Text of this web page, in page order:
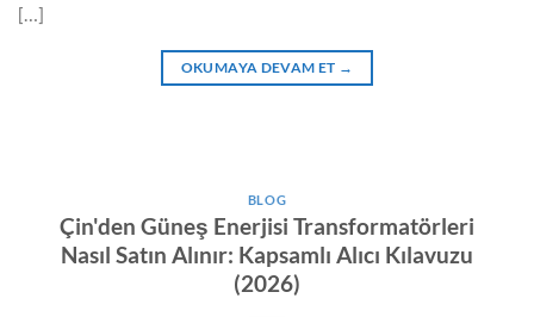
[…]
OKUMAYA DEVAM ET →
BLOG
Çin'den Güneş Enerjisi Transformatörleri
Nasıl Satın Alınır: Kapsamlı Alıcı Kılavuzu
(2026)